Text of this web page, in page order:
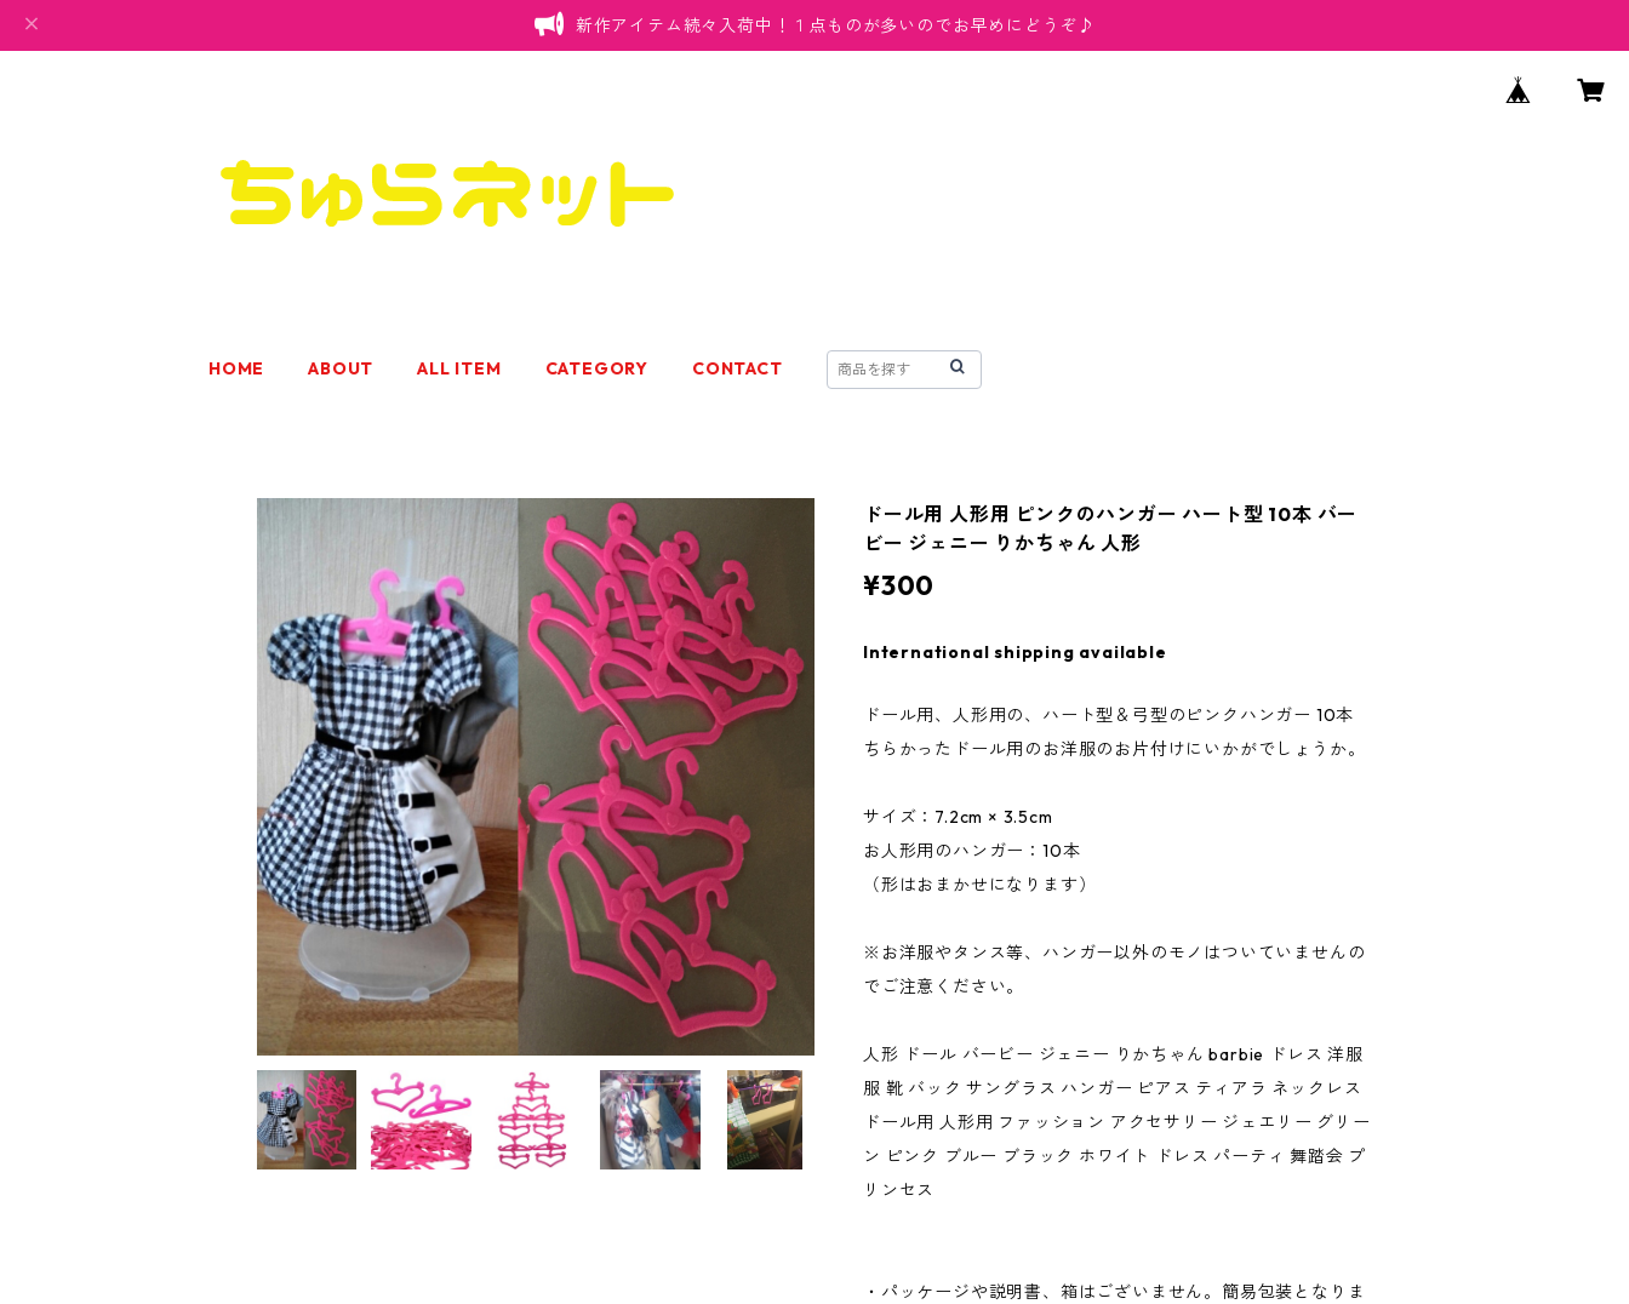
新作アイテム続々入荷中！１点ものが多いのでお早めにどうぞ♪
HOME ABOUT ALL ITEM CATEGORY CONTACT
ドール用 人形用 ピンクのハンガー ハート型 10本 バー
ビー ジェニー りかちゃん 人形
¥300
International shipping available
ドール用、人形用の、ハート型＆弓型のピンクハンガー 10本
ちらかったドール用のお洋服のお片付けにいかがでしょうか。
サイズ：7.2cm × 3.5cm
お人形用のハンガー：10本
（形はおまかせになります）
※お洋服やタンス等、ハンガー以外のモノはついていませんの
でご注意ください。
人形 ドール バービー ジェニー りかちゃん barbie ドレス 洋服
服 靴 バック サングラス ハンガー ピアス ティアラ ネックレス
ドール用 人形用 ファッション アクセサリー ジェエリー グリー
ン ピンク ブルー ブラック ホワイト ドレス パーティ 舞踏会 プ
リンセス
・パッケージや説明書、箱はございません。簡易包装となりま